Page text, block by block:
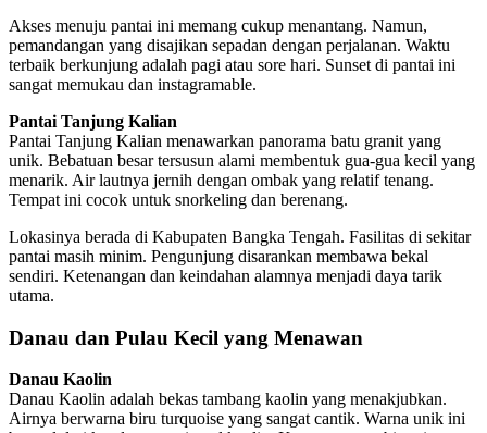
Akses menuju pantai ini memang cukup menantang. Namun,
pemandangan yang disajikan sepadan dengan perjalanan. Waktu
terbaik berkunjung adalah pagi atau sore hari. Sunset di pantai ini
sangat memukau dan instagramable.
Pantai Tanjung Kalian
Pantai Tanjung Kalian menawarkan panorama batu granit yang
unik. Bebatuan besar tersusun alami membentuk gua-gua kecil yang
menarik. Air lautnya jernih dengan ombak yang relatif tenang.
Tempat ini cocok untuk snorkeling dan berenang.
Lokasinya berada di Kabupaten Bangka Tengah. Fasilitas di sekitar
pantai masih minim. Pengunjung disarankan membawa bekal
sendiri. Ketenangan dan keindahan alamnya menjadi daya tarik
utama.
Danau dan Pulau Kecil yang Menawan
Danau Kaolin
Danau Kaolin adalah bekas tambang kaolin yang menakjubkan.
Airnya berwarna biru turquoise yang sangat cantik. Warna unik ini